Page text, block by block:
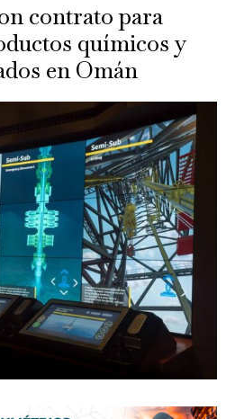
contrato para
químicos y
en Omán